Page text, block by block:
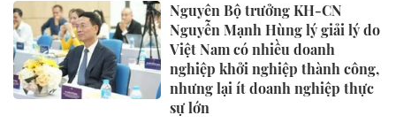
Nguyên Bộ trưởng KH-CN
Nguyễn Mạnh Hùng lý giải lý do
Việt Nam có nhiều doanh
nghiệp khởi nghiệp thành công,
nhưng lại ít doanh nghiệp thực
sự lớn